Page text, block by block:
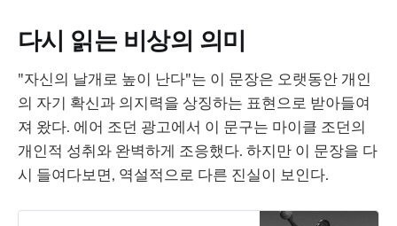
다시 읽는 비상의 의미
"자신의 날개로 높이 난다"는 이 문장은 오랫동안 개인
의 자기 확신과 의지력을 상징하는 표현으로 받아들여
져 왔다. 에어 조던 광고에서 이 문구는 마이클 조던의
개인적 성취와 완벽하게 조응했다. 하지만 이 문장을 다
시 들여다보면, 역설적으로 다른 진실이 보인다.